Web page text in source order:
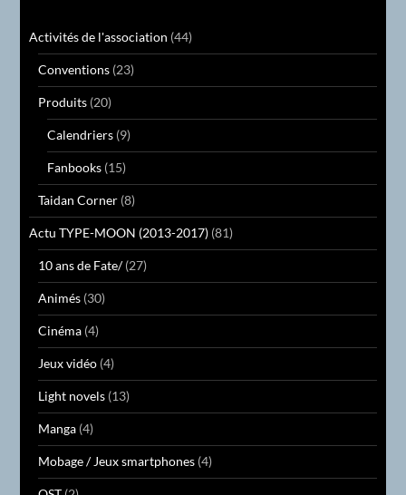
Activités de l'association (44)
Conventions (23)
Produits (20)
Calendriers (9)
Fanbooks (15)
Taidan Corner (8)
Actu TYPE-MOON (2013-2017) (81)
10 ans de Fate/(27)
Animés (30)
Cinéma (4)
Jeux vidéo (4)
Light novels (13)
Manga (4)
Mobage / Jeux smartphones (4)